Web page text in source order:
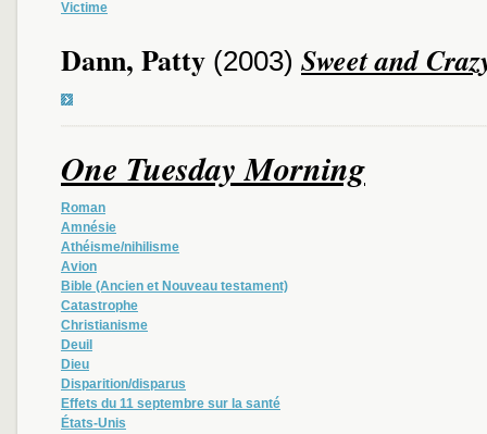
Victime
Dann, Patty (2003) Sweet and
One Tuesday Morning
Roman
Amnésie
Athéisme/nihilisme
Avion
Bible (Ancien et Nouveau testament)
Catastrophe
Christianisme
Deuil
Dieu
Disparition/disparus
Effets du 11 septembre sur la santé
États-Unis